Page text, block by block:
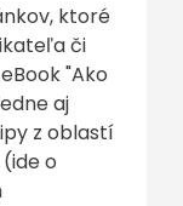
ktoré
či
"Ako
aj
z oblastí
o